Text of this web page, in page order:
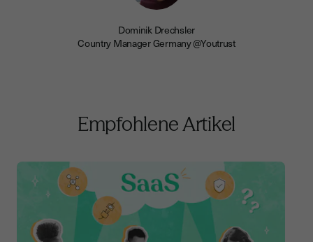
Dominik Drechsler
Country Manager Germany @Youtrust
Empfohlene Artikel